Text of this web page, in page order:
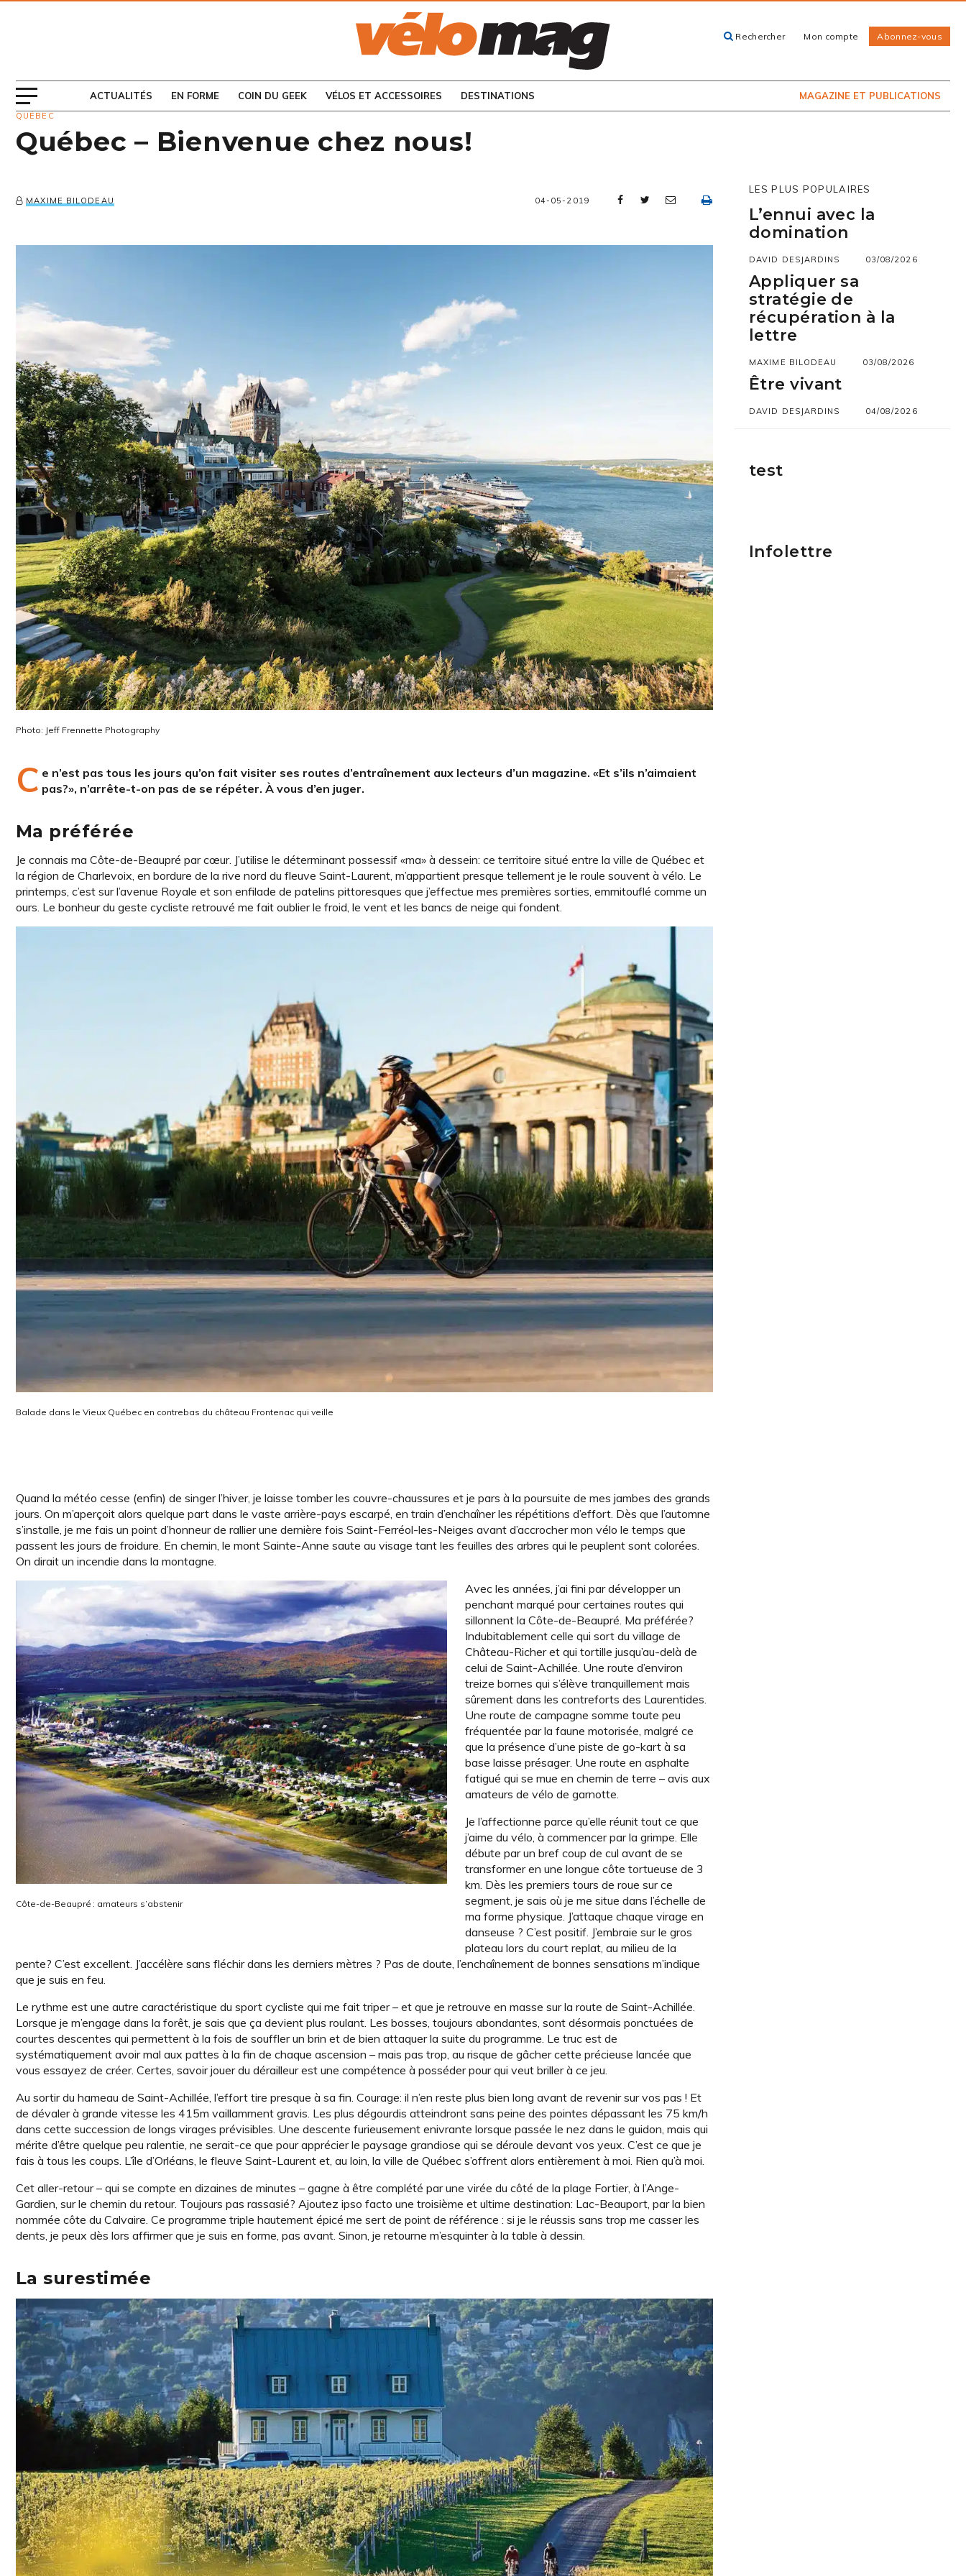
Rechercher Mon compte Abonnez-vous
ACTUALITÉS EN FORME COIN DU GEEK VÉLOS ET ACCESSOIRES DESTINATIONS MAGAZINE ET PUBLICATIONS
CONSULTEZ LES
EN KIOSQUE
QUÉBEC
Québec – Bienvenue chez nous!
MAXIME BILODEAU 04-05-2019
Photo: Jeff Frennette Photography
C e n’est pas tous les jours qu’on fait visiter ses routes d’entraînement aux lecteurs d’un magazine. «Et s’ils n’aimaient
pas?», n’arrête-t-on pas de se répéter. À vous d’en juger.
Ma préférée
Je connais ma Côte-de-Beaupré par cœur. J’utilise le déterminant possessif «ma» à dessein: ce territoire situé entre la ville de Québec et
la région de Charlevoix, en bordure de la rive nord du fleuve Saint-Laurent, m’appartient presque tellement je le roule souvent à vélo. Le
printemps, c’est sur l’avenue Royale et son enfilade de patelins pittoresques que j’effectue mes premières sorties, emmitouflé comme un
ours. Le bonheur du geste cycliste retrouvé me fait oublier le froid, le vent et les bancs de neige qui fondent.
Balade dans le Vieux Québec en contrebas du château Frontenac qui veille
Quand la météo cesse (enfin) de singer l’hiver, je laisse tomber les couvre-chaussures et je pars à la poursuite de mes jambes des grands
jours. On m’aperçoit alors quelque part dans le vaste arrière-pays escarpé, en train d’enchaîner les répétitions d’effort. Dès que l’automne
s’installe, je me fais un point d’honneur de rallier une dernière fois Saint-Ferréol-les-Neiges avant d’accrocher mon vélo le temps que
passent les jours de froidure. En chemin, le mont Sainte-Anne saute au visage tant les feuilles des arbres qui le peuplent sont colorées.
On dirait un incendie dans la montagne.
Côte-de-Beaupré : amateurs s’abstenir
Avec les années, j’ai fini par développer un
penchant marqué pour certaines routes qui
sillonnent la Côte-de-Beaupré. Ma préférée?
Indubitablement celle qui sort du village de
Château-Richer et qui tortille jusqu’au-delà de
celui de Saint-Achillée. Une route d’environ
treize bornes qui s’élève tranquillement mais
sûrement dans les contreforts des Laurentides.
Une route de campagne somme toute peu
fréquentée par la faune motorisée, malgré ce
que la présence d’une piste de go-kart à sa
base laisse présager. Une route en asphalte
fatigué qui se mue en chemin de terre – avis aux
amateurs de vélo de garnotte.
Je l’affectionne parce qu’elle réunit tout ce que
j’aime du vélo, à commencer par la grimpe. Elle
débute par un bref coup de cul avant de se
transformer en une longue côte tortueuse de 3
km. Dès les premiers tours de roue sur ce
segment, je sais où je me situe dans l’échelle de
ma forme physique. J’attaque chaque virage en
danseuse ? C’est positif. J’embraie sur le gros
plateau lors du court replat, au milieu de la
pente? C’est excellent. J’accélère sans fléchir dans les derniers mètres ? Pas de doute, l’enchaînement de bonnes sensations m’indique
que je suis en feu.
Le rythme est une autre caractéristique du sport cycliste qui me fait triper – et que je retrouve en masse sur la route de Saint-Achillée.
Lorsque je m’engage dans la forêt, je sais que ça devient plus roulant. Les bosses, toujours abondantes, sont désormais ponctuées de
courtes descentes qui permettent à la fois de souffler un brin et de bien attaquer la suite du programme. Le truc est de
systématiquement avoir mal aux pattes à la fin de chaque ascension – mais pas trop, au risque de gâcher cette précieuse lancée que
vous essayez de créer. Certes, savoir jouer du dérailleur est une compétence à posséder pour qui veut briller à ce jeu.
Au sortir du hameau de Saint-Achillée, l’effort tire presque à sa fin. Courage: il n’en reste plus bien long avant de revenir sur vos pas ! Et
de dévaler à grande vitesse les 415m vaillamment gravis. Les plus dégourdis atteindront sans peine des pointes dépassant les 75 km/h
dans cette succession de longs virages prévisibles. Une descente furieusement enivrante lorsque passée le nez dans le guidon, mais qui
mérite d’être quelque peu ralentie, ne serait-ce que pour apprécier le paysage grandiose qui se déroule devant vos yeux. C’est ce que je
fais à tous les coups. L’île d’Orléans, le fleuve Saint-Laurent et, au loin, la ville de Québec s’offrent alors entièrement à moi. Rien qu’à moi.
Cet aller-retour – qui se compte en dizaines de minutes – gagne à être complété par une virée du côté de la plage Fortier, à l’Ange-
Gardien, sur le chemin du retour. Toujours pas rassasié? Ajoutez ipso facto une troisième et ultime destination: Lac-Beauport, par la bien
nommée côte du Calvaire. Ce programme triple hautement épicé me sert de point de référence : si je le réussis sans trop me casser les
dents, je peux dès lors affirmer que je suis en forme, pas avant. Sinon, je retourne m’esquinter à la table à dessin.
La surestimée
LES PLUS POPULAIRES
L’ennui avec la
domination
DAVID DESJARDINS 03/08/2026
Appliquer sa
stratégie de
récupération à la
lettre
MAXIME BILODEAU 03/08/2026
Être vivant
DAVID DESJARDINS 04/08/2026
test
Infolettre